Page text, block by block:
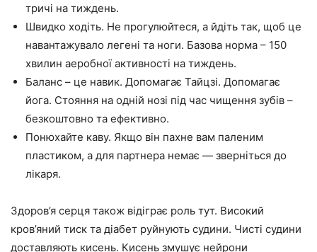
тричі на тиждень.
Швидко ходіть. Не прогулюйтеся, а йдіть так, щоб це
навантажувало легені та ноги. Базова норма – 150
хвилин аеробної активності на тиждень.
Баланс – це навик. Допомагає Тайцзі. Допомагає
йога. Стояння на одній нозі під час чищення зубів –
безкоштовно та ефективно.
Понюхайте каву. Якщо він пахне вам паленим
пластиком, а для партнера немає — зверніться до
лікаря.
Здоров’я серця також відіграє роль тут. Високий
кров’яний тиск та діабет руйнують судини. Чисті судини
доставляють кисень. Кисень змушує нейрони